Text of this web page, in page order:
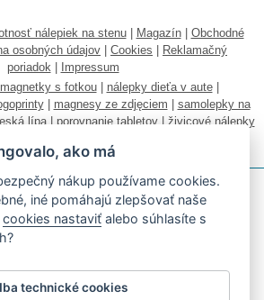
nálepiek na stenu| Magazín| Obchodné
osobných údajov Cookies
Reklamačný
poriadok|
Impressum
magnetky s fotkou| nálepky dieťa v aute|
| magnesy ze zdjęciem
samolepky na
lípa| porovnanie tabletov| živicové nálepky
ako má
nákup používame cookies.
iné pomáhajú zlepšovať naše
cookies nastaviť alebo súhlasíte s
Iba technické cookies